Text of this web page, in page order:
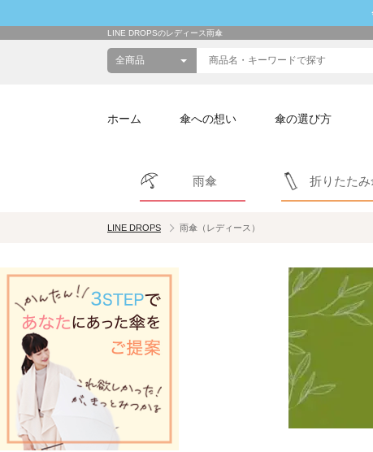
LINE DROPSのレディース雨傘
ホーム 傘への想い 傘の選び方
雨傘 折りたたみ
LINE DROPS 雨傘（レディース）